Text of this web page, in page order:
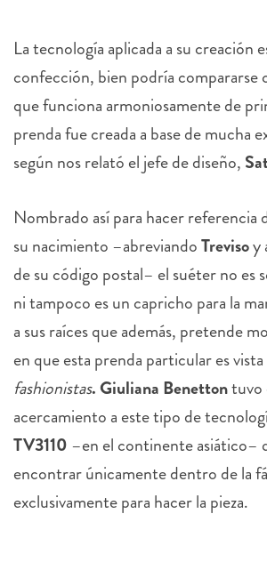
La tecnología aplicada a su creación
confección, bien podría compararse
que funciona armoniosamente de
prenda fue creada a base de mucha
según nos relató el jefe de diseño,
Nombrado así para hacer referencia
su nacimiento –abreviandoTrevisoy
de su código postal– el suéter no es
ni tampoco es un capricho para la
a sus raíces que además, pretende
en que esta prenda particular es
fashionistas. Giuliana Benettontuvo
acercamiento a este tipo de
TV3110 –en el continente asiático–
encontrar únicamente dentro de la
exclusivamente para hacer la pieza.